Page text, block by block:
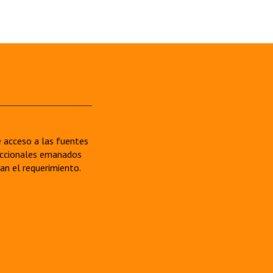
acceso a las fuentes
emanados
el requerimiento.